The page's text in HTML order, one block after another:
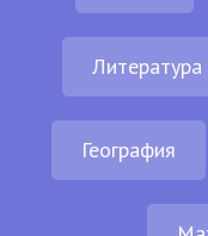
Литература
География